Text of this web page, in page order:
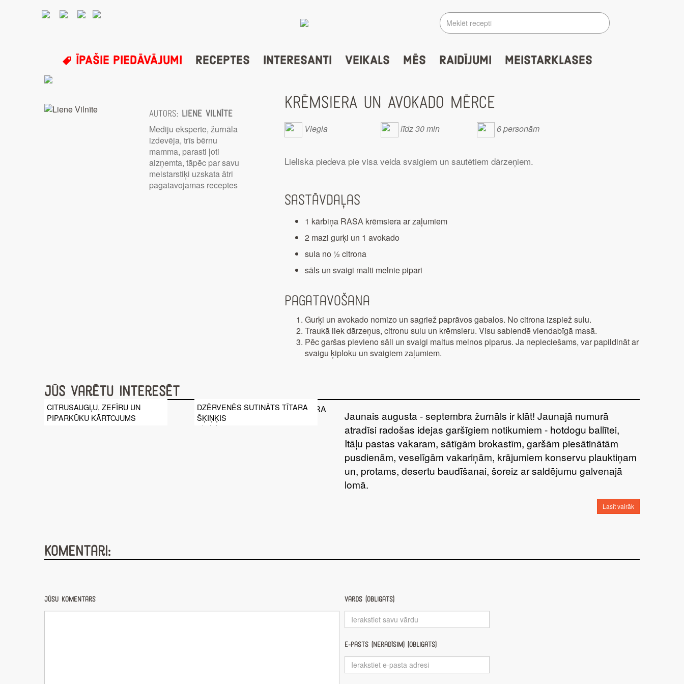
ĪPAŠIE PIEDĀVĀJUMI RECEPTES INTERESANTI VEIKALS MĒS RAIDĪJUMI MEISTARKLASES
Autors: Liene Vilnīte
Mediju eksperte, žurnāla
izdevēja, trīs bērnu
mamma, parasti ļoti
aizņemta, tāpēc par savu
meistarstiķi uzskata ātri
pagatavojamas receptes
KRĒMSIERA UN AVOKADO MĒRCE
Viegla līdz 30 min 6 personām
Lieliska piedeva pie visa veida svaigiem un sautētiem dārzeņiem.
Sastāvdaļas
1 kārbiņa RASA krēmsiera ar zaļumiem
2 mazi gurķi un 1 avokado
sula no ½ citrona
sāls un svaigi malti melnie pipari
Pagatavošana
Gurķi un avokado nomizo un sagriež paprāvos gabalos. No citrona izspiež sulu.
Traukā liek dārzeņus, citronu sulu un krēmsieru. Visu sablendē viendabīgā masā.
Pēc garšas pievieno sāli un svaigi maltus melnos piparus. Ja nepieciešams, var papildināt ar
svaigu ķiploku un svaigiem zaļumiem.
Jūs varētu interesēt
CITRUSAUGĻU, ZEFĪRU UN
PIPARKŪKU KĀRTOJUMS
DZĒRVENĒS SUTINĀTS TĪTARA
ŠĶIŅĶIS
Jaunais augusta - septembra žurnāls ir klāt! Jaunajā numurā
atradīsi radošas idejas garšīgiem notikumiem - hotdogu ballītei,
Itāļu pastas vakaram, sātīgām brokastīm, garšām piesātinātām
pusdienām, veselīgām vakariņām, krājumiem konservu plauktiņam
un, protams, desertu baudīšanai, šoreiz ar saldējumu galvenajā
lomā.
Lasīt vairāk
Komentāri:
Jūsu komentārs Vārds (obligāts)
E-pasts (nerādīsim) (obligāts)